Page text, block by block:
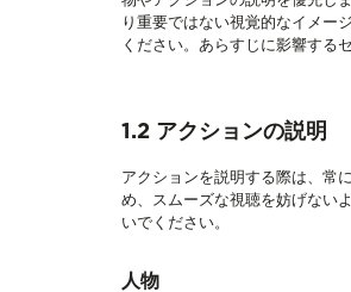
り重要ではない視覚的なイメー
ください。あらすじに影響する
1.2 アクションの説明
アクションを説明する際は、常
め、スムーズな視聴を妨げない
いでください。
人物